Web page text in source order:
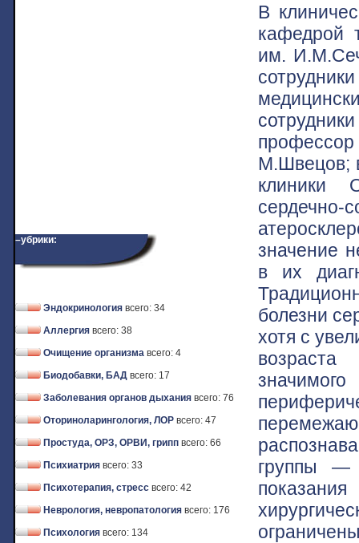
–убрики:
Эндокринология всего: 34
Аллергия всего: 38
Очищение организма всего: 4
Биодобавки, БАД всего: 17
Заболевания органов дыхания всего: 76
Оториноларингология, ЛОР всего: 47
Простуда, ОРЗ, ОРВИ, грипп всего: 66
Психиатрия всего: 33
Психотерапия, стресс всего: 42
Неврология, невропатология всего: 176
Психология всего: 134
В
кафедрой
им.
М.Швецов;
клиники
значение
в их
болезни
хотя с
возраста
группы —